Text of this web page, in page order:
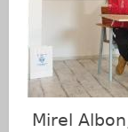
Mirel